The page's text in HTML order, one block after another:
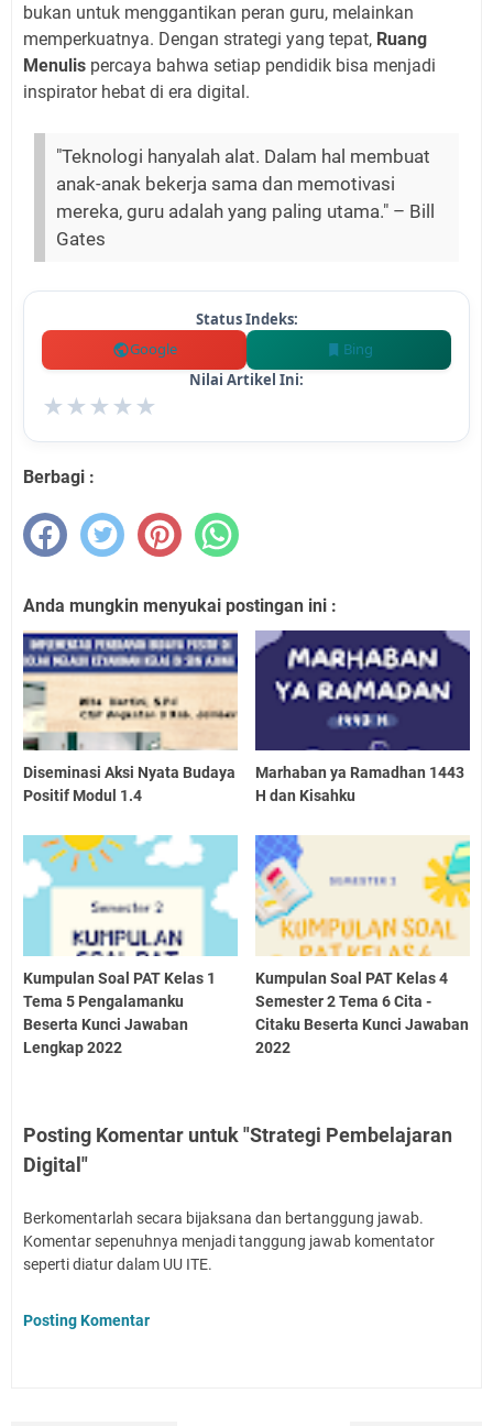
bukan untuk menggantikan peran guru, melainkan
memperkuatnya. Dengan strategi yang tepat, Ruang
Menulis percaya bahwa setiap pendidik bisa menjadi
inspirator hebat di era digital.
"Teknologi hanyalah alat. Dalam hal membuat
anak-anak bekerja sama dan memotivasi
mereka, guru adalah yang paling utama." – Bill
Gates
Status Indeks:
Google
Bing
Nilai Artikel Ini:
★★★★★
Berbagi :
Anda mungkin menyukai postingan ini :
Diseminasi Aksi Nyata Budaya
Positif Modul 1.4
Marhaban ya Ramadhan 1443
H dan Kisahku
Kumpulan Soal PAT Kelas 1
Tema 5 Pengalamanku
Beserta Kunci Jawaban
Lengkap 2022
Kumpulan Soal PAT Kelas 4
Semester 2 Tema 6 Cita -
Citaku Beserta Kunci Jawaban
2022
Posting Komentar untuk "Strategi Pembelajaran
Digital"
Berkomentarlah secara bijaksana dan bertanggung jawab.
Komentar sepenuhnya menjadi tanggung jawab komentator
seperti diatur dalam UU ITE.
Posting Komentar